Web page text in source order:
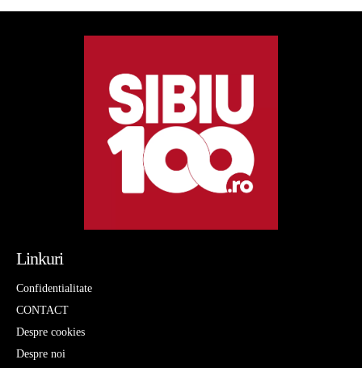
Linkuri
Confidentialitate
CONTACT
Despre cookies
Despre noi